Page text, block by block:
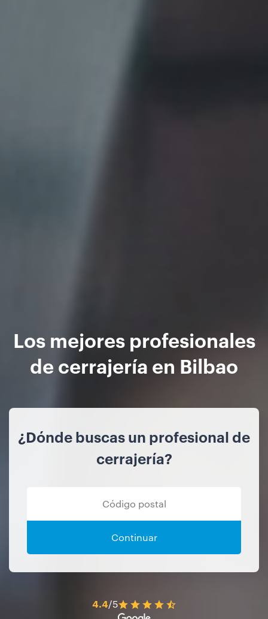
Los mejores profesionales
de cerrajería en Bilbao
¿Dónde buscas un profesional de
cerrajería?
Continuar
4.4/5